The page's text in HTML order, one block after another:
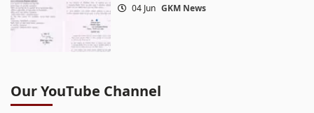
04 Jun GKM News
Our YouTube Channel